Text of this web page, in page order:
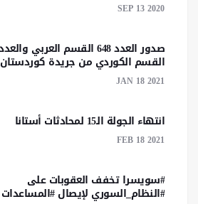
SEP 13 2020
القسم الكوردي من جريدة كوردستان
JAN 18 2021
انتهاء الجولة الـ15 لمحادثات أستانا
FEB 18 2021
#سويسرا تخفف العقوبات على
#النظام_السوري لإيصال #المساعدات